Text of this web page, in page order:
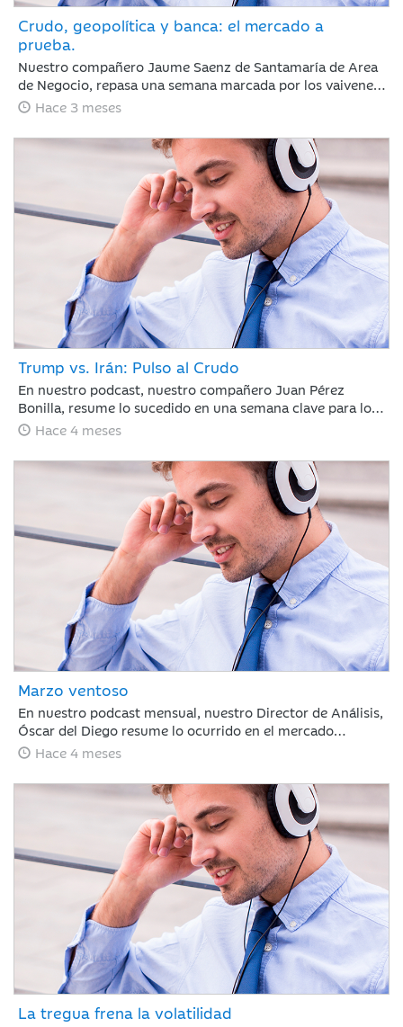
Crudo, geopolítica y banca: el mercado a
prueba.
Nuestro compañero Jaume Saenz de Santamaría de Area
de Negocio, repasa una semana marcada por los vaivenes
en las negociaciones entre Irán y EEUU, la noticia positiva
de forma abrupta como podría esperarse.
Hace 3 meses
Trump vs. Irán: Pulso al Crudo
En nuestro podcast, nuestro compañero Juan Pérez
Bonilla, resume lo sucedido en una semana clave para los
mercados en la que Trump ha vuelto a retrasar el
infraestructura energética iraní para llevar al país a la
“edad de piedra” si no se reabre el estrecho de Ormuz
antes del martes por la noche.
Hace 4 meses
Marzo ventoso
En nuestro podcast mensual, nuestro Director de Análisis,
Óscar del Diego resume lo ocurrido en el mercado
financiero durante un mes, en el que el conflicto de Irán
buen año para los mercados financieros.
Hace 4 meses
La tregua frena la volatilidad